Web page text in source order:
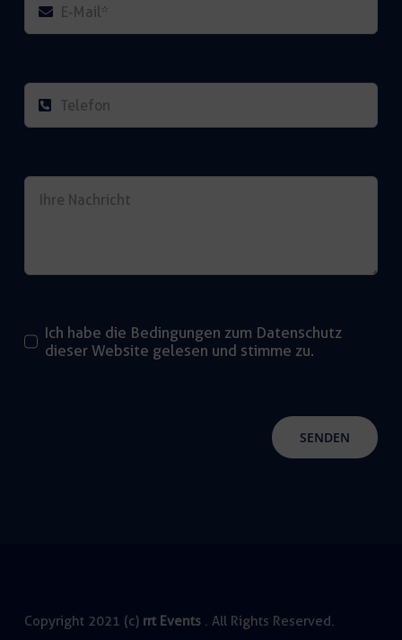
Ich habe die Bedingungen zum Datenschutz
dieser Website gelesen und stimme zu.
SENDEN
Copyright 2021 (c) rrt Events . All Rights Reserved.